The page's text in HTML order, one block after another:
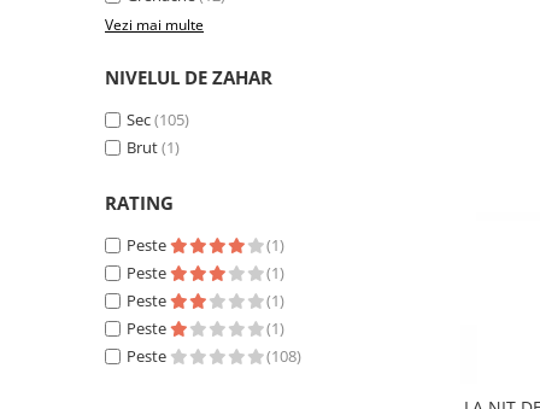
Vezi mai multe
NIVELUL DE ZAHAR
Sec(105)
Brut(1)
RATING
Peste
(1)
Peste
(1)
Peste
(1)
Peste
(1)
Peste
(108)